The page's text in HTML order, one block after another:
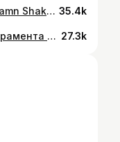
He didn’t like drama And I was damn Shakespeare 🥀 35.4k
Живи на грани горячего темперамента и холодного рассудка. 27.3k